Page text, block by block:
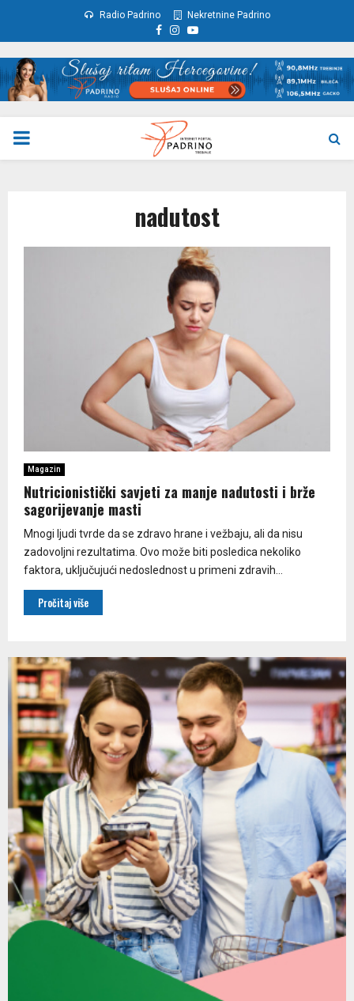
Radio Padrino Nekretnine Padrino
Facebook
Instagram
Youtube
PRIMARY
nadutost
Magazin
Nutricionistički savjeti za manje nadutosti i brže
sagorijevanje masti
Mnogi ljudi tvrde da se zdravo hrane i vežbaju, ali da nisu
zadovoljni rezultatima. Ovo može biti posledica nekoliko
faktora, uključujući nedoslednost u primeni zdravih...
Pročitaj više